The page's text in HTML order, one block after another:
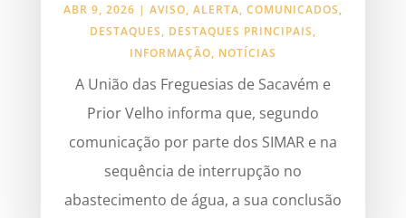
ABR 9, 2026 | AVISO, ALERTA, COMUNICADOS,
DESTAQUES, DESTAQUES PRINCIPAIS,
INFORMAÇÃO, NOTÍCIAS
A União das Freguesias de Sacavém e
Prior Velho informa que, segundo
comunicação por parte dos SIMAR e na
sequência de interrupção no
abastecimento de água, a sua conclusão